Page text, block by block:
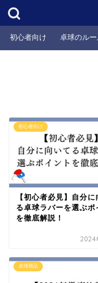
初心者向け 卓球のル
初心者向け
【初心者必見】自分に
る卓球ラバーを選ぶポ
を徹底解説！
2024
卓球用品